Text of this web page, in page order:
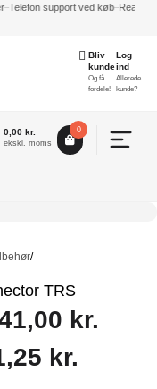
Telefon support ved køb
Bliv
kunde
Og få
fordele!
Log
ind
Allerede
kunde?
0,00 kr.
ekskl. moms
0
/
TRS
kr.
kr.